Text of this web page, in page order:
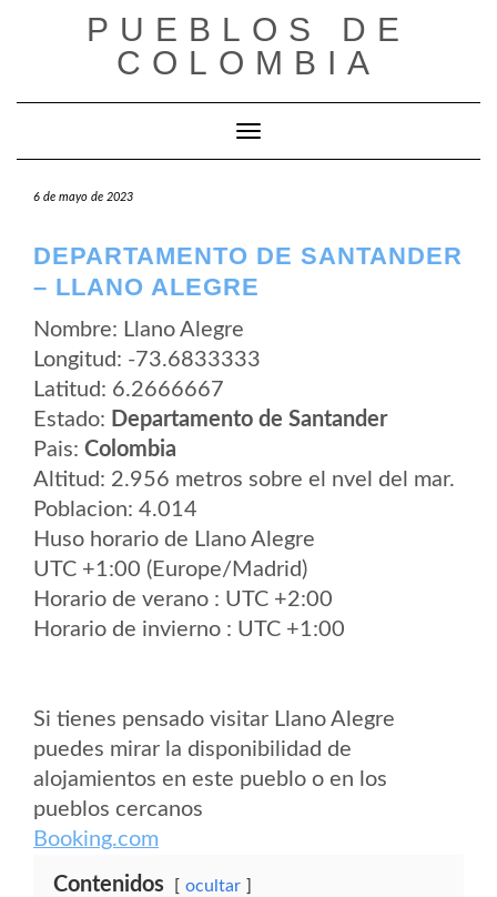
PUEBLOS DE
COLOMBIA
Cambiar modo de navegación
6 de mayo de 2023
DEPARTAMENTO DE SANTANDER
– LLANO ALEGRE
Nombre: Llano Alegre
Longitud: -73.6833333
Latitud: 6.2666667
Estado: Departamento de Santander
Pais: Colombia
Altitud: 2.956 metros sobre el nvel del mar.
Poblacion: 4.014
Huso horario de Llano Alegre
UTC +1:00 (Europe/Madrid)
Horario de verano : UTC +2:00
Horario de invierno : UTC +1:00
Si tienes pensado visitar Llano Alegre
puedes mirar la disponibilidad de
alojamientos en este pueblo o en los
pueblos cercanos
Booking.com
Contenidos ocultar